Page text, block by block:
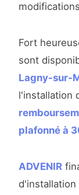
Fort
sont
Lagny-sur-
l'installation
plafonné à
ADVENIR